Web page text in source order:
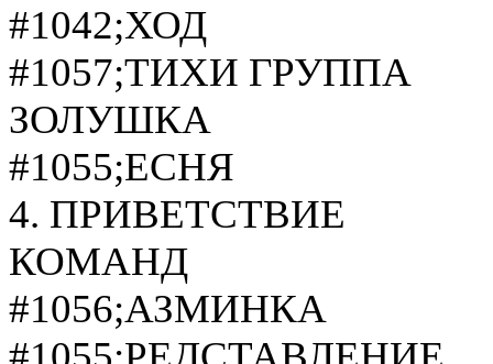
#1042;ХОД
#1057;ТИХИ ГРУППА
ЗОЛУШКА
#1055;ЕСНЯ
4. ПРИВЕТСТВИЕ
КОМАНД
#1056;АЗМИНКА